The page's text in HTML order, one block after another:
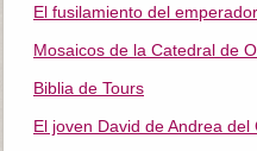
El fusilamiento del
Mosaicos de la Catedral de
Biblia de Tours
El joven David de Andrea del